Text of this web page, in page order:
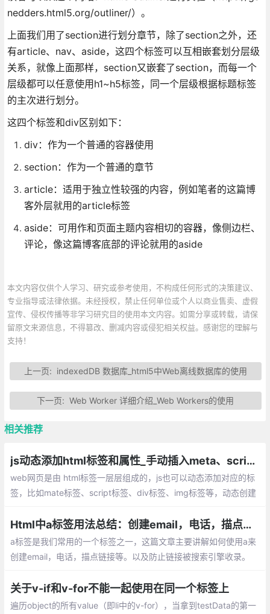
nedders.html5.org/outliner/）。
上面我们用了section进行划分章节，除了section之外，还
有article、nav、aside，这四个标签可以互相嵌套划分层级
关系，就像上面那样，section又嵌套了section，而每一个
层级都可以任意使用h1~h5标签，同一个层级根据标题标签
的主次进行划分。
这四个标签和div区别如下：
div：作为一个普通的容器使用
section：作为一个普通的章节
article：适用于独立性较强的内容，例如笔者的这篇博
客外层就用的article标签
aside：可用作和页面主题内容相切的容器，像侧边栏、
评论，像这篇博客底部的评论就用的aside
本文内容仅供个人学习、研究或参考使用，不构成任何形式的决策建议、
专业指导或法律依据。未经授权，禁止任何单位或个人以商业售卖、虚假
宣传、侵权传播等非学习研究目的使用本文内容。如需分享或转载，请保
留原文来源信息，不得篡改、删减内容或侵犯相关权益。感谢您的理解与
支持！
上一页: indexedDB 数据库_html5中Web离线数据库的使用
下一页:Web Worker 详细介绍_Web Workers的使用
相关推荐
js动态添加html标签和属性_手动插入meta、script、div、img等标签
web网页是由 html标签一层层组成的，js也可以动态添加对应的标
签，比如mate标签、script标签、div标签、img标签等，动态创建
Html中a标签用法总结：创建email，电话，描点链接等。以及防止链接被搜索引擎收录
a标签是我们常用的一个标签之一，这篇文章主要讲解如何使用a来
创建email，电话，描点链接等。以及防止链接被搜索引擎收录。
关于v-if和v-for不能一起使用在同一个标签上
遍历object的所有value（即li中的v-for），当拿到testData的第一